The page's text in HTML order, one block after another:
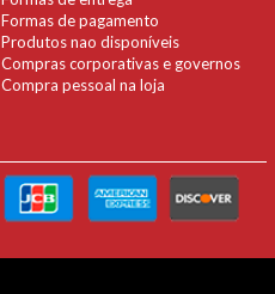
Formas de pagamento
Produtos nao disponíveis
Compras corporativas e governos
Compra pessoal na loja